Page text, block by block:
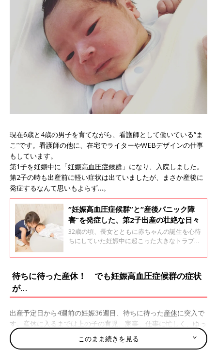
現在6歳と4歳の男子を育てながら、看護師として働いている“ま
こ”です。看護師の他に、在宅でライターやWEBデザインの仕事
もしています。
第1子を妊娠中に「妊娠高血圧症候群 」になり、入院しました。
第2子の時も出産前に軽い症状は出ていましたが、まさか産後に
発症するなんて思いもよらず…。
“妊娠高血圧症候群”と“産後パニック障
害”を発症した、第2子出産の壮絶な日々
32歳の頃、長女とともに赤ちゃんの誕生を心待
ちにしていた妊娠中に起こった大きなトラブ
かかりつけの産科では危険と判断され、総合医
パニック障害”まで発症してしまったのです。
待ちに待った産休！ でも妊娠高血圧症候群の症状
が…
出産予定日から4週前の妊娠36週目、待ちに待った産休に突入で
す。産休に入るまでは上の子の育児、家事、仕事に忙しく、ゆっ
くり休むことができませんでした。
このまま続きを見る